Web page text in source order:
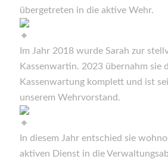
übergetreten in die aktive Wehr.
Im Jahr 2018 wurde Sarah zur
Kassenwartin. 2023 übernahm sie
Kassenwartung komplett und ist
unserem Wehrvorstand.
In diesem Jahr entschied sie
aktiven Dienst in die